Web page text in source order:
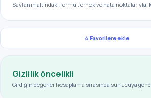
Sayfanın altındaki formül, örnek ve hata noktalarıyla
☆ Favorilere ekle
Gizlilik öncelikli
Girdiğin değerler hesaplama sırasında sunucuya